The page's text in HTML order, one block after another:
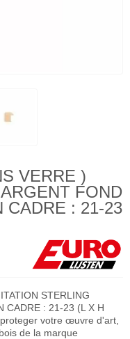
VERRE )
FOND
CADRE : 21-23
STERLING
CADRE : 21-23 (L X H
votre œuvre d'art,
de la marque